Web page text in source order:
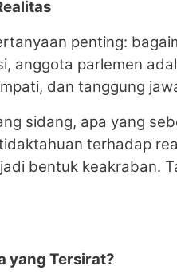
penting:
anggota parlemen
dan tanggung
sidang, apa yang
terhadap
bentuk keakraban.
yang Tersirat?